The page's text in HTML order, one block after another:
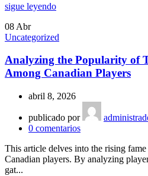
sigue leyendo
08 Abr
Uncategorized
Analyzing the Popularity of
Among Canadian Players
abril 8, 2026
publicado por
0 comentarios
This article delves into the rising
Canadian players. By analyzing
gat...